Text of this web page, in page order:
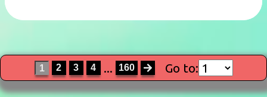
1 2 3 4 ... 160 Go to: